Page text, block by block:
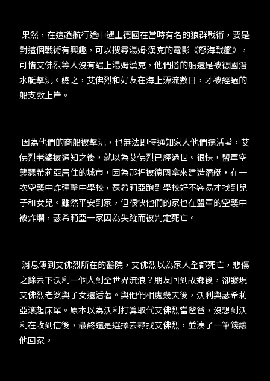
果然，在這趟航行途中遇上德國在當時有名的狼群戰術，要是
對這個戰術有興趣，可以搜尋湯姆·漢克的電影《怒海戰艦》，
可惜艾佛烈等人沒有遇上湯姆漢克，他們搭的船還是被德國潛
水艇擊沉。總之，艾佛烈和好友在海上漂流數日，才被經過的
船支救上岸。
因為他們的商船被擊沉，也無法即時通知家人他們還活著，艾
佛烈老婆被通知之後，就以為艾佛烈已經過世。很快，盟軍空
襲瑟希莉亞居住的城市，因為那裡被德國拿來建造潛艇，在一
次空襲中炸彈擊中學校，瑟希莉亞跑到學校好不容易才找到兒
子和女兒。雖然平安到家，但很快他們的家也在盟軍的空襲中
被炸爛，瑟希莉亞一家因為失蹤而被判定死亡。
消息傳到艾佛烈所在的醫院，艾佛烈以為家人全都死亡，悲傷
之餘丟下沃利一個人到全世界流浪？朋友回到故鄉後，卻發現
艾佛烈老婆與子女還活著。與他們相處幾天後，沃利與瑟希莉
亞滾起床單。原本以為沃利打算取代艾佛烈當爸爸，沒想到沃
利在收到信後，最終還是選擇去尋找艾佛烈，並湊了一筆錢讓
他回家。